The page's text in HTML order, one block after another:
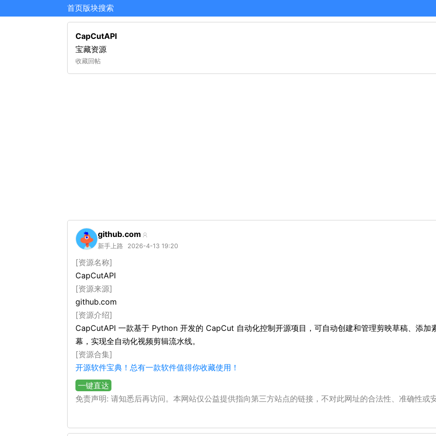
首页版块搜索
CapCutAPI
宝藏资源
收藏回帖
github.com
新手上路 2026-4-13 19:20
[资源名称]
CapCutAPI
[资源来源]
github.com
[资源介绍]
CapCutAPI 一款基于 Python 开发的 CapCut 自动化控制开源项目，可自动创建和管理剪映草稿、添加
幕，实现全自动化视频剪辑流水线。
[资源合集]
开源软件宝典！总有一款软件值得你收藏使用！
一键直达
免责声明: 请知悉后再访问。本网站仅公益提供指向第三方站点的链接，不对此网址的合法性、准确性或